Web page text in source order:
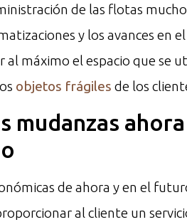
de las flotas
y los avances en
al máximo el espacio que se
objetos frágiles de los
mudanzas
de ahora y en el
al cliente un